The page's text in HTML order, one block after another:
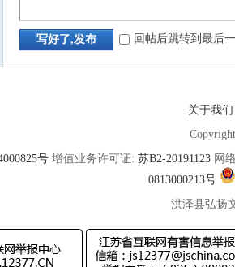
写好了,发布 回帖后跳转到最后
关于我们
号 增值业务许可证: 苏B2-20191123 网
0813000213号
洪泽县弘扬